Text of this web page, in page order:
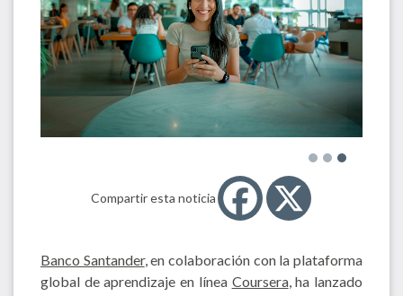
Compartir esta noticia
Banco Santander, en colaboración con la plataforma
global de aprendizaje en línea Coursera, ha lanzado